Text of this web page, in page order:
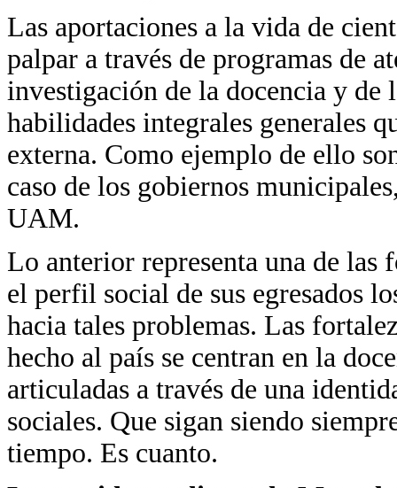
Las aportaciones a la vida de
palpar a través de programas de
investigación de la docencia y de
habilidades integrales generales
externa. Como ejemplo de ello
caso de los gobiernos
UAM.
Lo anterior representa una de las
el perfil social de sus egresados
hacia tales problemas. Las
hecho al país se centran en la
articuladas a través de una
sociales. Que sigan siendo
tiempo. Es cuanto.